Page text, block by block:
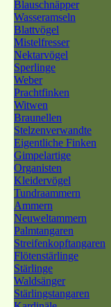
Blauschnäpper
Wasseramseln
Blattvögel
Mistelfresser
Nektarvögel
Sperlinge
Weber
Prachtfinken
Witwen
Braunellen
Stelzenverwandte
Eigentliche Finken
Gimpelartige
Organisten
Kleidervögel
Tundraammern
Ammern
Neuweltammern
Palmtangaren
Streifenkopftangaren
Flötenstärlinge
Stärlinge
Waldsänger
Stärlingstangaren